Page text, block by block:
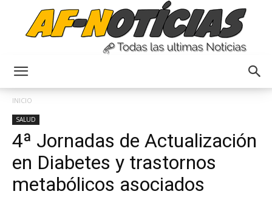
INICIO
SALUD
4ª Jornadas de Actualización
en Diabetes y trastornos
metabólicos asociados